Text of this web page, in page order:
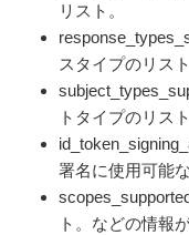
リスト。
スタイプのリスト
トタイプのリスト
署名に使用可能
ト。などの情報